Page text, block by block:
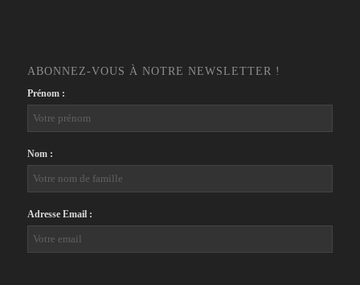
ABONNEZ-VOUS À NOTRE NEWSLETTER !
Prénom :
Nom :
Adresse Email :